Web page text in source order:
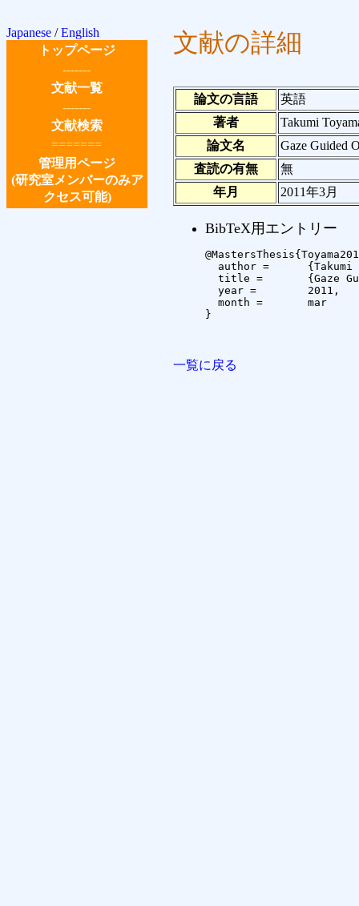
Japanese /English
トップページ
-------
文献一覧
-------
文献検索
=======
管理用ページ
(研究室メンバーのみア
クセス可能)
文献の詳細
論文の言語
英語
著者
Takumi
論文名
Gaze Guided
査読の有無
無
年月
2011年3月
BibTeX用エントリー
  author =	{Takumi Toyama},
  title =	{Gaze Guided Object Recognition Using a Head-Mounted Eye Tracker},
  year =	2011,
  month =	mar
}
一覧に戻る